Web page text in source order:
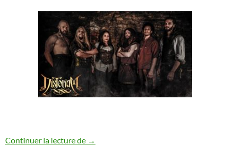
Continuer la lecture de Distoriam : en studio pour son prochain
→